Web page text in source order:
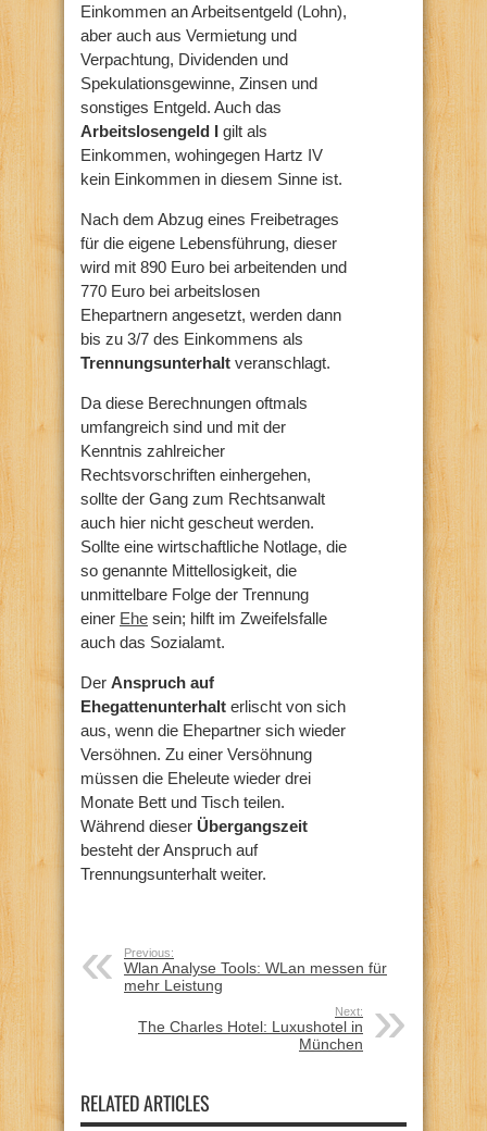
Einkommen an Arbeitsentgeld (Lohn),
aber auch aus Vermietung und
Verpachtung, Dividenden und
Spekulationsgewinne, Zinsen und
sonstiges Entgeld. Auch das
Arbeitslosengeld I gilt als
Einkommen, wohingegen Hartz IV
kein Einkommen in diesem Sinne ist.
Nach dem Abzug eines Freibetrages
für die eigene Lebensführung, dieser
wird mit 890 Euro bei arbeitenden und
770 Euro bei arbeitslosen
Ehepartnern angesetzt, werden dann
bis zu 3/7 des Einkommens als
Trennungsunterhalt veranschlagt.
Da diese Berechnungen oftmals
umfangreich sind und mit der
Kenntnis zahlreicher
Rechtsvorschriften einhergehen,
sollte der Gang zum Rechtsanwalt
auch hier nicht gescheut werden.
Sollte eine wirtschaftliche Notlage, die
so genannte Mittellosigkeit, die
unmittelbare Folge der Trennung
einer Ehe sein; hilft im Zweifelsfalle
auch das Sozialamt.
Der Anspruch auf
Ehegattenunterhalt erlischt von sich
aus, wenn die Ehepartner sich wieder
Versöhnen. Zu einer Versöhnung
müssen die Eheleute wieder drei
Monate Bett und Tisch teilen.
Während dieser Übergangszeit
besteht der Anspruch auf
Trennungsunterhalt weiter.
Previous:
Wlan Analyse Tools: WLan messen für
mehr Leistung
Next:
The Charles Hotel: Luxushotel in
München
RELATED ARTICLES